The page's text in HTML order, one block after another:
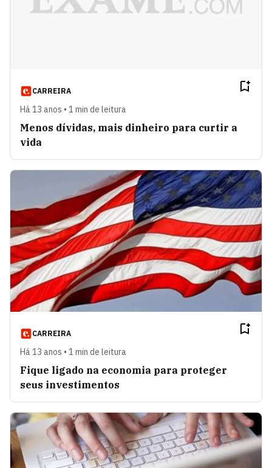
CARREIRA
Há 13 anos • 1 min de leitura
Menos dívidas, mais dinheiro para curtir a
vida
CARREIRA
Há 13 anos • 1 min de leitura
Fique ligado na economia para proteger
seus investimentos